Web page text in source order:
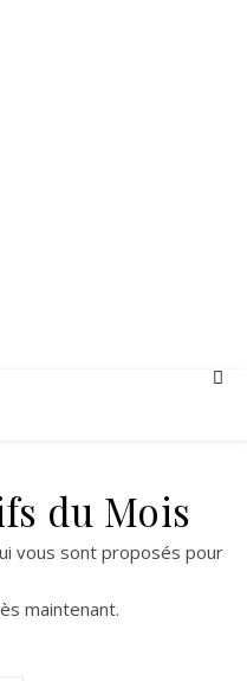
du Mois
vous sont proposés pour
maintenant.